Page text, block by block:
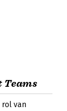
Teams
rol van